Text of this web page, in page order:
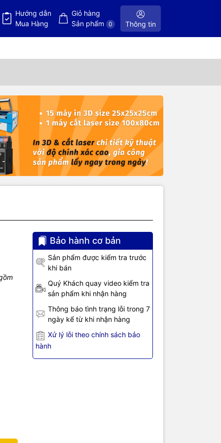
Hướng dẫn
Mua Hàng
Giỏ hàng
Sản phẩm
0 Thông tin
Bảo hành cơ bản
Sản phẩm được kiểm tra trước
khi bán
Quý Khách quay video kiểm tra
sản phẩm khi nhận hàng
Thông báo tình trạng lỗi trong 7
ngày kể từ khi nhận hàng
Xử lý lỗi theo chính sách bảo
hành